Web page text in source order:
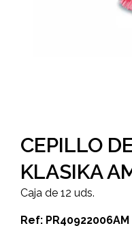
CEPILLO
KLASIKA
Caja de 12 uds.
Ref: PR40922006AM